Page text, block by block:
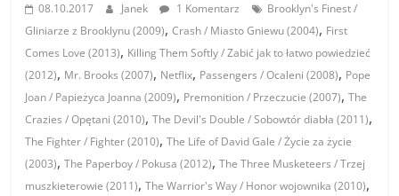
08.10.2017 Janek 1 Komentarz
Brooklyn's Finest /
Gliniarze z Brooklynu (2009),Crash / Miasto Gniewu (2004), First
Comes Love (2013), Killing Them Softly / Zabić jak to łatwo powiedzieć
(2012), Mr. Brooks (2007), Netflix, Passengers / Ocaleni (2008), Pope
Joan / Papieżyca Joanna (2009), Premonition / Przeczucie (2007),The
Crazies / Opętani (2010),The Devil's Double / Sobowtór diabła (2011),
The Fighter / Fighter (2010),The Life of David Gale / Życie za życie
(2003),The Paperboy / Pokusa (2012),The Three Musketeers / Trzej
muszkieterowie (2011),The Warrior's Way / Honor wojownika (2010),